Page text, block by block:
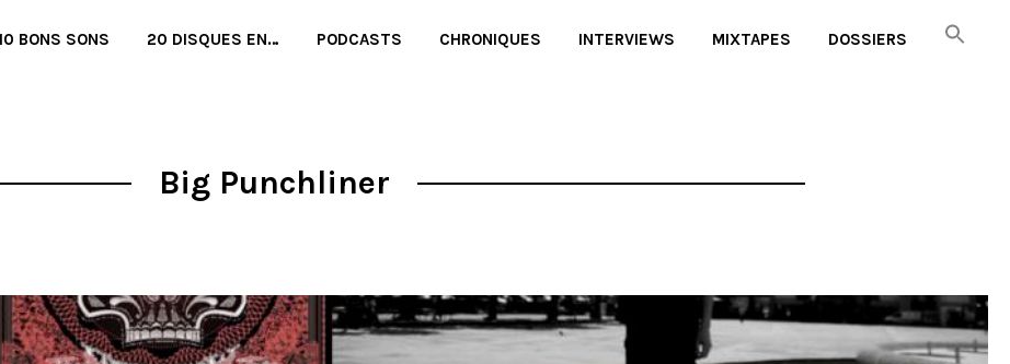
BONS SONS 20 DISQUES EN… PODCASTS CHRONIQUES INTERVIEWS MIXTAPES DOSSIERS
Big Punchliner